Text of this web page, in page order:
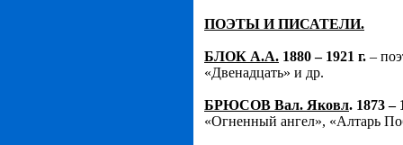
ПОЭТЫ И ПИСАТЕЛИ.
БЛОК А.А. 1880 – 1921 г. –
«Двенадцать» и др.
БРЮСОВ Вал. Яковл. 1873 –
«Огненный ангел», «Алтарь